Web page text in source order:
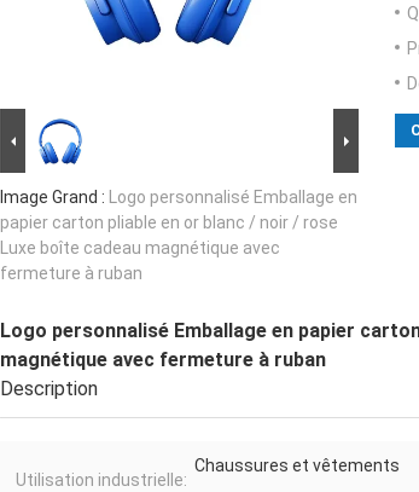
Image Grand : Logo personnalisé Emballage en
papier carton pliable en or blanc / noir / rose
Luxe boîte cadeau magnétique avec
fermeture à ruban
Logo personnalisé Emballage en papier
magnétique avec fermeture à ruban
Description
Utilisation industrielle:
Chaussures et vêtements